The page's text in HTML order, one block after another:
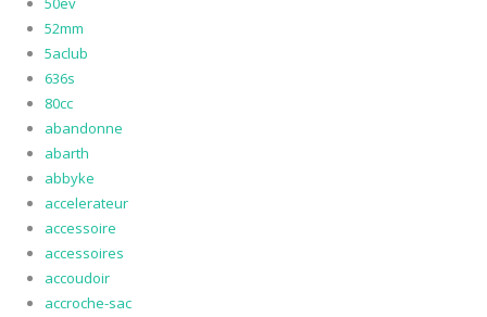
52mm
5aclub
636s
80cc
abandonne
abarth
abbyke
accelerateur
accessoire
accessoires
accoudoir
accroche-sac